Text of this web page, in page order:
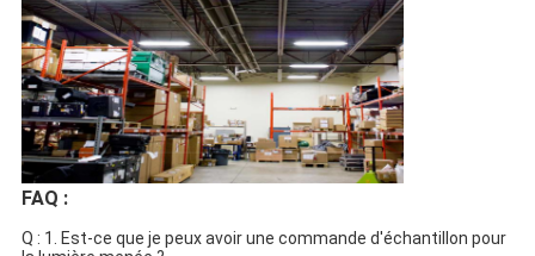
FAQ :
Q : 1. Est-ce que je peux avoir une commande d'échantillon pour